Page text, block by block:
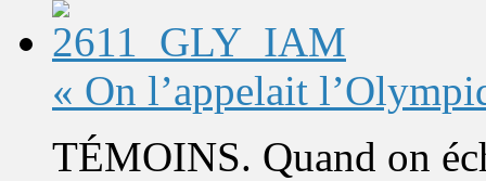
« On l’appelait
TÉMOINS. Quand on